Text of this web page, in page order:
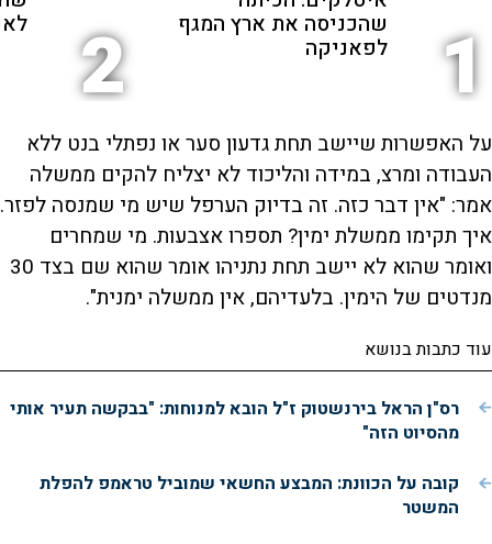
o
1 שהכניסה את ארץ המגף
לפאניקה 2
על האפשרות שיישב תחת גדעון סער או נפתלי בנט ללא
העבודה ומרצ, במידה והליכוד לא יצליח להקים ממשלה
אמר: "אין דבר כזה. זה בדיוק הערפל שיש מי שמנסה לפזר.
איך תקימו ממשלת ימין? תספרו אצבעות. מי שמחרים
ואומר שהוא לא יישב תחת נתניהו אומר שהוא שם בצד 30
מנדטים של הימין. בלעדיהם, אין ממשלה ימנית".
עוד כתבות בנושא
רס"ן הראל בירנשטוק ז"ל הובא למנוחות: "בבקשה תעיר אותי
מהסיוט הזה"
קובה על הכוונת: המבצע החשאי שמוביל טראמפ להפלת
המשטר